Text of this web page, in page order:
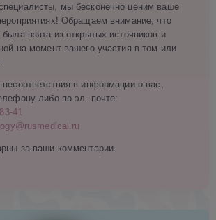
мы бесконечно ценим ваше
Обращаем внимание, что
взята из открытых источников и
на момент вашего участия в том или
в информации о вас,
либо по эл. почте:
41
за ваши комментарии.